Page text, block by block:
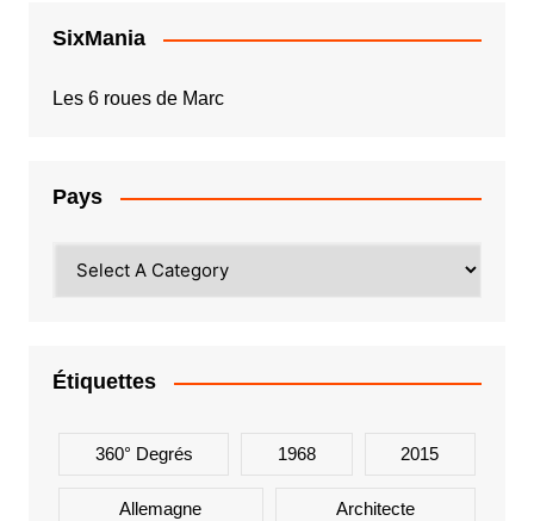
SixMania
Les 6 roues de Marc
Pays
Étiquettes
360° Degrés 1968 2015
Allemagne Architecte